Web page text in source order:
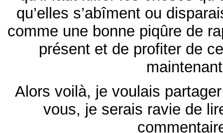
qu’elles s’abîment ou
comme une bonne piqûre de
présent et de profiter de
Alors voilà, je voulais
vous, je serais ravie de